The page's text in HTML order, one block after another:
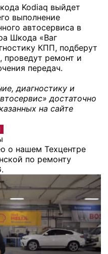
Kodiaq выйдет
выполнение
автосервиса в
Шкода «Ваг
КПП, подберут
проведут ремонт и
передач.
диагностику и
достаточно
на сайте
о нашем Техцентре
по ремонту